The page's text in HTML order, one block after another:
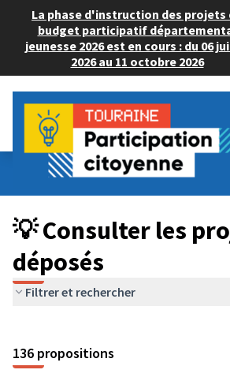
La phase d'instruction des projets
budget participatif
jeunesse 2026 est en cours : du 06
2026 au 11 octobre 2026
Budget Participatif JEUNESSE 2024
💡 Consulter les projets déposés
💡 Consulter les
déposés
Filtrer et rechercher
136 propositions